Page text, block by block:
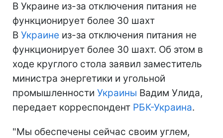
В Украине из-за отключения питания не
функционирует более 30 шахт
В Украине из-за отключения питания не
функционирует более 30 шахт. Об этом в
ходе круглого стола заявил заместитель
министра энергетики и угольной
промышленности Украины Вадим Улида,
передает корреспондент РБК-Украина.
"Мы обеспечены сейчас своим углем,